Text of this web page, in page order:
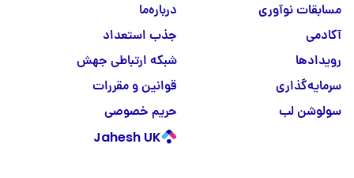
مسابقات نوآوری
آکادمی
رویدادها
سرمایه‌گذاری
سولوشن لب
درباره‌ما
جذب استعداد
شبکه ارتباطی جهش
قوانین و مقررات
حریم خصوصی
Jahesh UK